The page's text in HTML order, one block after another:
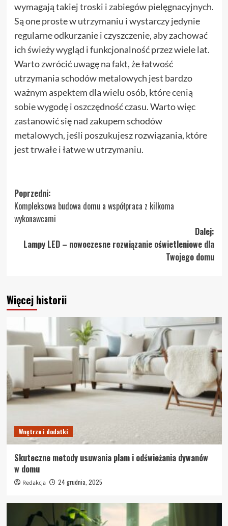
wymagają takiej troski i zabiegów pielęgnacyjnych.
Są one proste w utrzymaniu i wystarczy jedynie
regularne odkurzanie i czyszczenie, aby zachować
ich świeży wygląd i funkcjonalność przez wiele lat.
Warto zwrócić uwagę na fakt, że łatwość
utrzymania schodów metalowych jest bardzo
ważnym aspektem dla wielu osób, które cenią
sobie wygodę i oszczędność czasu. Warto więc
zastanowić się nad zakupem schodów
metalowych, jeśli poszukujesz rozwiązania, które
jest trwałe i łatwe w utrzymaniu.
Zobacz
wpisy
Poprzedni:
Kompleksowa budowa domu a współpraca z kilkoma
wykonawcami
Dalej:
Lampy LED – nowoczesne rozwiązanie oświetleniowe dla
Twojego domu
Więcej historii
Wnętrze i dodatki
Skuteczne metody usuwania plam i odświeżania dywanów
w domu
Redakcja 24 grudnia, 2025